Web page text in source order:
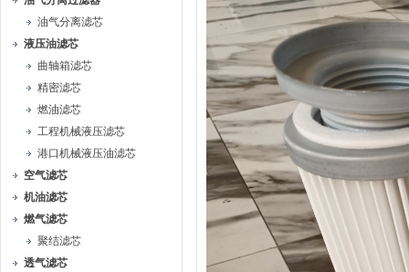
油气分离滤芯
液压油滤芯
曲轴箱滤芯
精密滤芯
燃油滤芯
工程机械液压滤芯
港口机械液压油滤芯
空气滤芯
机油滤芯
燃气滤芯
聚结滤芯
透气滤芯